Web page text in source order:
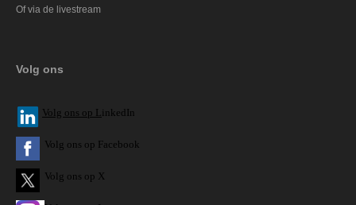
Of via de livestream
Volg ons
Volg ons op L inkedIn
Volg ons op Facebook
Volg ons op X